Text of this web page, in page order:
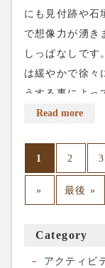
たいと思った
にも見付跡や石
で想像力が湧き
しっぱなしで
は緩やかで徐々
うする事によっ
度が増します。
為の積み方で
ちょうど紅葉の
がありました
来店をお待ち
Read more
1 2 3
» 最後 »
Category
アクティビ